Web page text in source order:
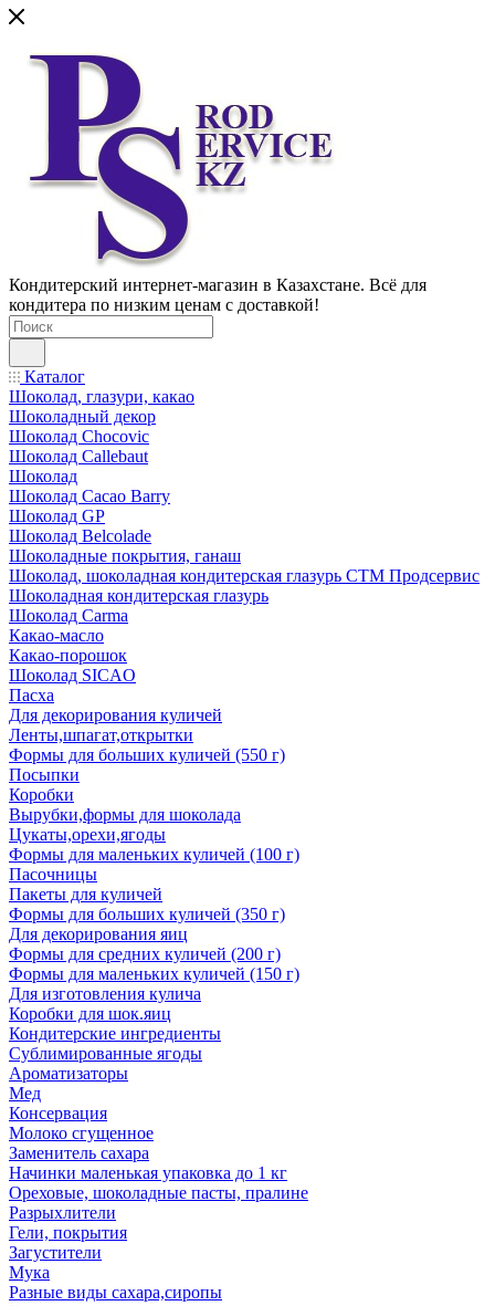
Кондитерский интернет-магазин в Казахстане. Всё для
кондитера по низким ценам с доставкой!
Каталог
Шоколад, глазури, какао
Шоколадный декор
Шоколад Chocovic
Шоколад Callebaut
Шоколад
Шоколад Cacao Barry
Шоколад GP
Шоколад Belcolade
Шоколадные покрытия, ганаш
Шоколад, шоколадная кондитерская глазурь СТМ Продсервис
Шоколадная кондитерская глазурь
Шоколад Carma
Какао-масло
Какао-порошок
Шоколад SICAO
Пасха
Для декорирования куличей
Ленты,шпагат,открытки
Формы для больших куличей (550 г)
Посыпки
Коробки
Вырубки,формы для шоколада
Цукаты,орехи,ягоды
Формы для маленьких куличей (100 г)
Пасочницы
Пакеты для куличей
Формы для больших куличей (350 г)
Для декорирования яиц
Формы для средних куличей (200 г)
Формы для маленьких куличей (150 г)
Для изготовления кулича
Коробки для шок.яиц
Кондитерские ингредиенты
Сублимированные ягоды
Ароматизаторы
Мед
Консервация
Молоко сгущенное
Заменитель сахара
Начинки маленькая упаковка до 1 кг
Ореховые, шоколадные пасты, пралине
Разрыхлители
Гели, покрытия
Загустители
Мука
Разные виды сахара,сиропы